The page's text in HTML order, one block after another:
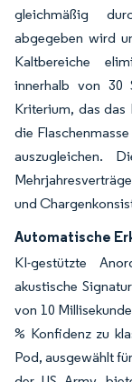
gleichmäßig
abgegeben wird
Kaltbereiche
innerhalb von 30
Kriterium, das
die
auszugleichen.
und
Automatische
KI-gestützte
akustische
von 10
% Konfidenz zu
Pod, ausgewählt